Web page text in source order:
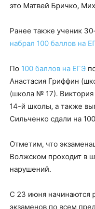
это Матвей Бричко,
Ранее также ученик
набрал 100 баллов на
По 100 баллов на ЕГЭ
Анастасия Гриффин
(школа № 17). Виктория
14-й школы, а также
Сильченко сдали на
Отметим, что
Волжском проходит в
нарушений.
С 23 июня начинаются
экзаменов по всем